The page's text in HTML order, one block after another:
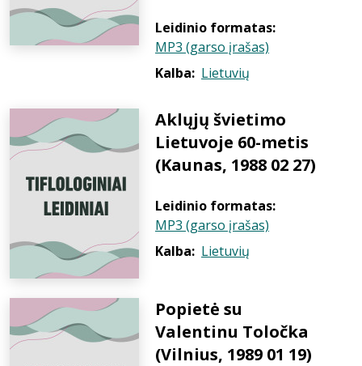
Leidinio formatas:
MP3 (garso įrašas)
Kalba: Lietuvių
Aklųjų švietimo
Lietuvoje 60-metis
(Kaunas, 1988 02 27)
Leidinio formatas:
MP3 (garso įrašas)
Kalba: Lietuvių
Popietė su
Valentinu Toločka
(Vilnius, 1989 01 19)